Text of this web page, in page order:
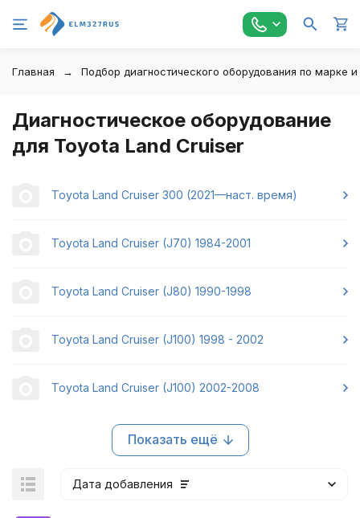
Главная Подбор диагностического оборудования по марке
Диагностическое оборудование
для Toyota Land Cruiser
Toyota Land Cruiser 300 (2021—наст. время)
Toyota Land Cruiser (J70) 1984-2001
Toyota Land Cruiser (J80) 1990-1998
Toyota Land Cruiser (J100) 1998 - 2002
Toyota Land Cruiser (J100) 2002-2008
Показать ещё
Дата добавления